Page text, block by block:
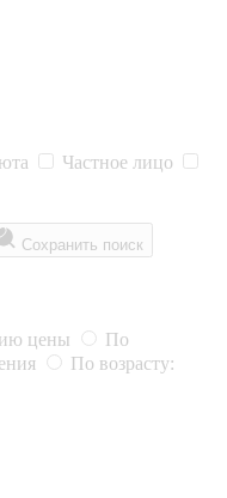
Частное лицо
Сохранить поиск
цены
По
По возрасту: